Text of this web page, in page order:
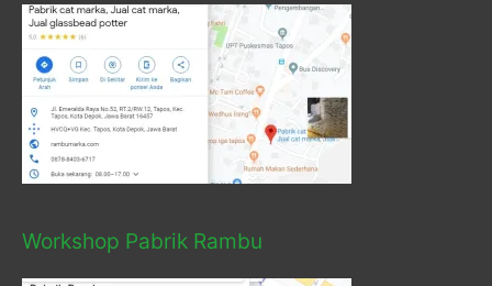
Workshop Pabrik Rambu